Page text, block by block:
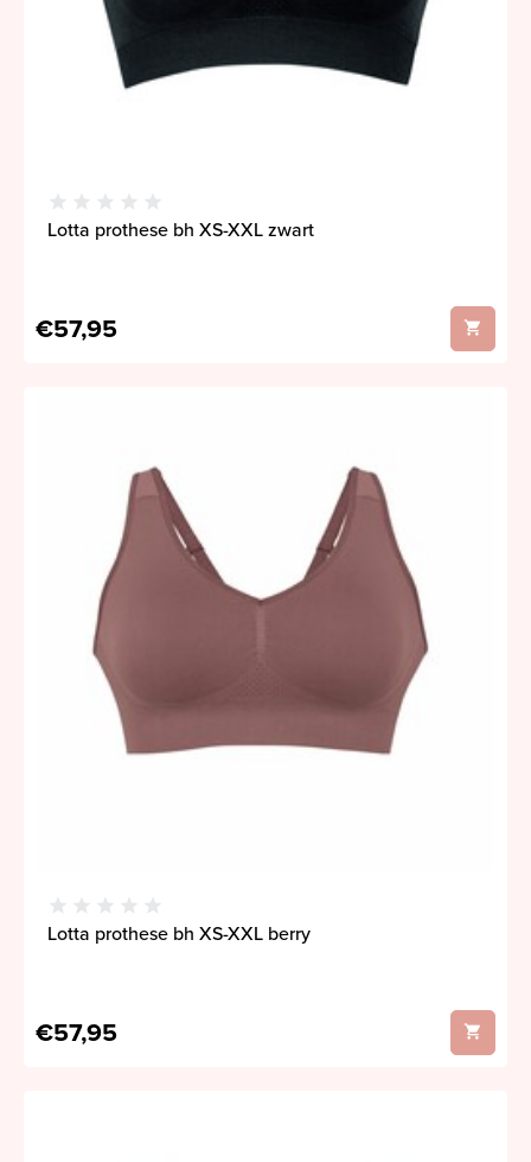
Lotta prothese bh XS-XXL zwart
€57,95
Lotta prothese bh XS-XXL berry
€57,95